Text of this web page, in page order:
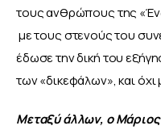
τους ανθρώπους της
με τους στενούς του
έδωσε την δική του
των «δικεφάλων», και όχι
Μεταξύ άλλων, ο